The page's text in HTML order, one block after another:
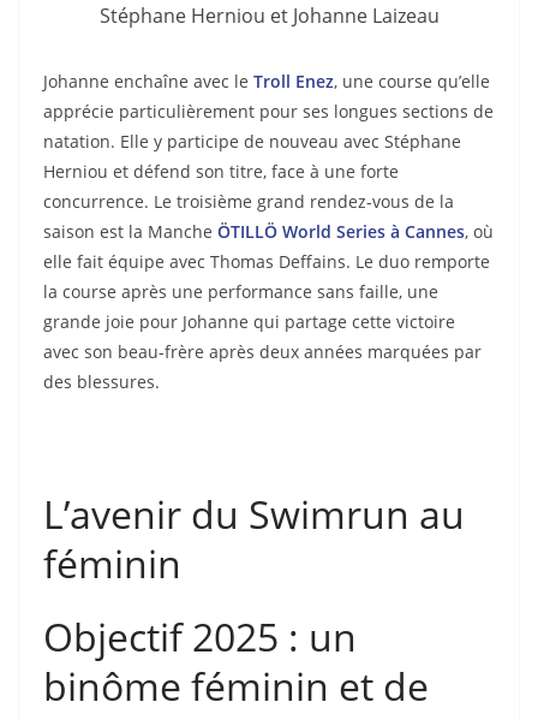
Stéphane Herniou et Johanne Laizeau
Johanne enchaîne avec le Troll Enez, une course qu’elle
apprécie particulièrement pour ses longues sections de
natation. Elle y participe de nouveau avec Stéphane
Herniou et défend son titre, face à une forte
concurrence. Le troisième grand rendez-vous de la
saison est la Manche ÖTILLÖ World Series à Cannes, où
elle fait équipe avec Thomas Deffains. Le duo remporte
la course après une performance sans faille, une
grande joie pour Johanne qui partage cette victoire
avec son beau-frère après deux années marquées par
des blessures.
L’avenir du Swimrun au
féminin
Objectif 2025 : un
binôme féminin et de